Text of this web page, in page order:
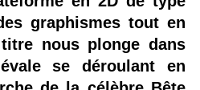
graphismes tout en
nous plonge dans
se déroulant en